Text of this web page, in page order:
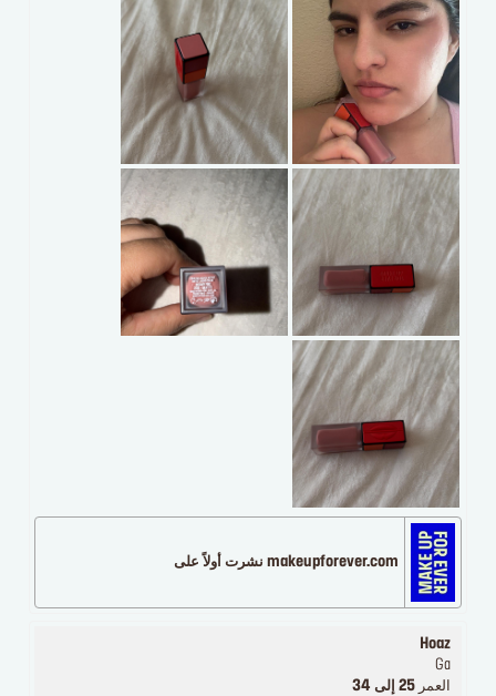
makeupforever.com نشرت أولاً على
Hoaz
Ga
العمر 25 إلى 34